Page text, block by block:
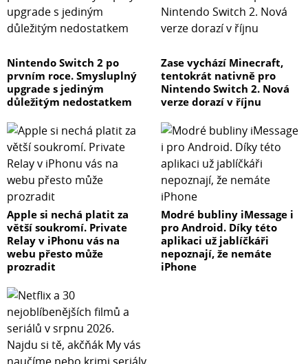
Nintendo Switch 2 po
prvním roce. Smysluplný
upgrade s jediným
důležitým nedostatkem
Zase vychází Minecraft,
tentokrát nativně pro
Nintendo Switch 2. Nová
verze dorazí v říjnu
Apple si nechá platit za
větší soukromí. Private
Relay v iPhonu vás na
webu přesto může
prozradit
Modré bubliny iMessage i
pro Android. Díky této
aplikaci už jablíčkáři
nepoznají, že nemáte
iPhone